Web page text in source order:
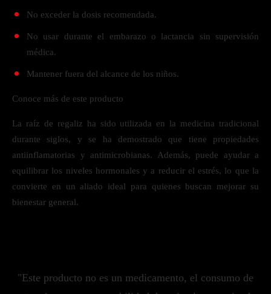
No exceder la dosis recomendada.
No usar durante el embarazo o lactancia sin supervisión
médica.
Mantener fuera del alcance de los niños.
Conoce más de este producto
La raíz de regaliz ha sido utilizada en la medicina tradicional
durante siglos, y se ha demostrado que tiene propiedades
antiinflamatorias y antimicrobianas. Además, puede ayudar a
equilibrar los niveles hormonales y a reducir el estrés, lo que la
convierte en un aliado ideal para quienes buscan mejorar su
bienestar general.
"Este producto no es un medicamento, el consumo de